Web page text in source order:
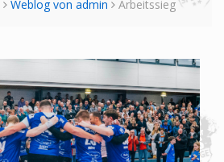
Weblog von admin Arbeitssieg